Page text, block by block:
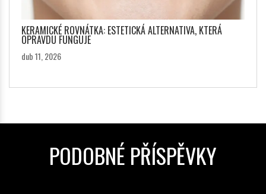
KERAMICKÉ ROVNÁTKA: ESTETICKÁ ALTERNATIVA, KTERÁ
OPRAVDU FUNGUJE
dub 11, 2026
PODOBNÉ PŘÍSPĚVKY